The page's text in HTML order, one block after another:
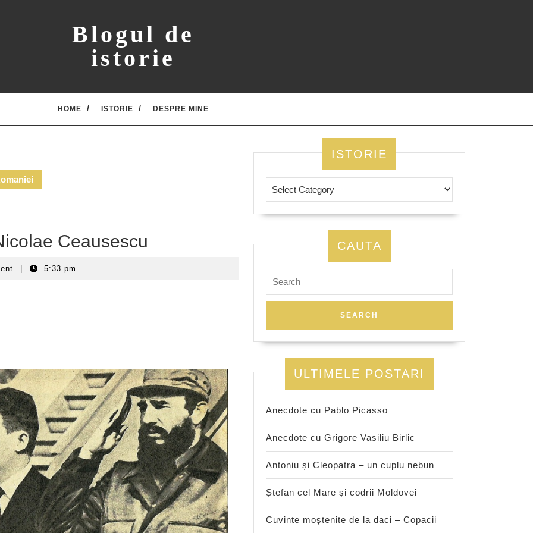
Blogul de
istorie
HOME ISTORIE DESPRE MINE
Ceausescu
5:33 pm
ISTORIE
CAUTA
for:
ULTIMELE POSTARI
Anecdote cu Pablo Picasso
Anecdote cu Grigore Vasiliu Birlic
Antoniu și Cleopatra – un cuplu nebun
Ștefan cel Mare și codrii Moldovei
Cuvinte moștenite de la daci – Copacii